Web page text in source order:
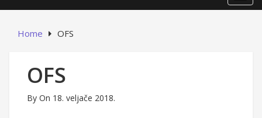
Home OFS
OFS
By On 18. veljače 2018.